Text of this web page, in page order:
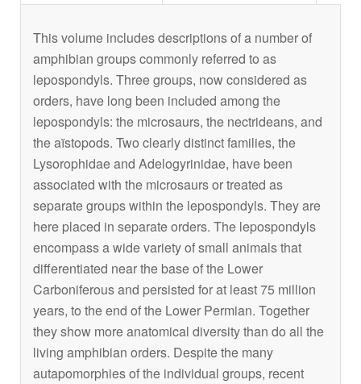
This volume includes descriptions of a number of
amphibian groups commonly referred to as
lepospondyls. Three groups, now considered as
orders, have long been included among the
lepospondyls: the microsaurs, the nectrideans, and
the aïstopods. Two clearly distinct families, the
Lysorophidae and Adelogyrinidae, have been
associated with the microsaurs or treated as
separate groups within the lepospondyls. They are
here placed in separate orders. The lepospondyls
encompass a wide variety of small animals that
differentiated near the base of the Lower
Carboniferous and persisted for at least 75 million
years, to the end of the Lower Permian. Together
they show more anatomical diversity than do all the
living amphibian orders. Despite the many
autapomorphies of the individual groups, recent